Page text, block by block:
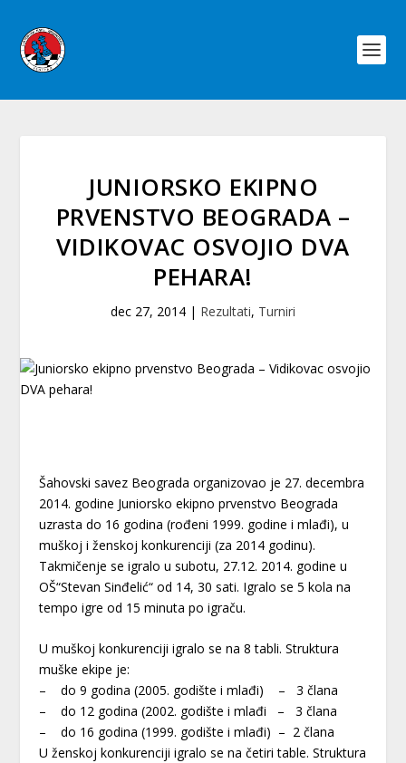
JUNIORSKO EKIPNO
PRVENSTVO BEOGRADA –
VIDIKOVAC OSVOJIO DVA
PEHARA!
dec 27, 2014 | Rezultati, Turniri
Šahovski savez Beograda organizovao je 27. decembra
2014. godine Juniorsko ekipno prvenstvo Beograda
uzrasta do 16 godina (rođeni 1999. godine i mlađi), u
muškoj i ženskoj konkurenciji (za 2014 godinu).
Takmičenje se igralo u subotu, 27.12. 2014. godine u
OŠ“Stevan Sinđelić“ od 14, 30 sati. Igralo se 5 kola na
tempo igre od 15 minuta po igraču.
U muškoj konkurenciji igralo se na 8 tabli. Struktura
muške ekipe je:
– do 9 godina (2005. godište i mlađi) – 3 člana
– do 12 godina (2002. godište i mlađi – 3 člana
– do 16 godina (1999. godište i mlađi) – 2 člana
U ženskoj konkurenciji igralo se na četiri table. Struktura